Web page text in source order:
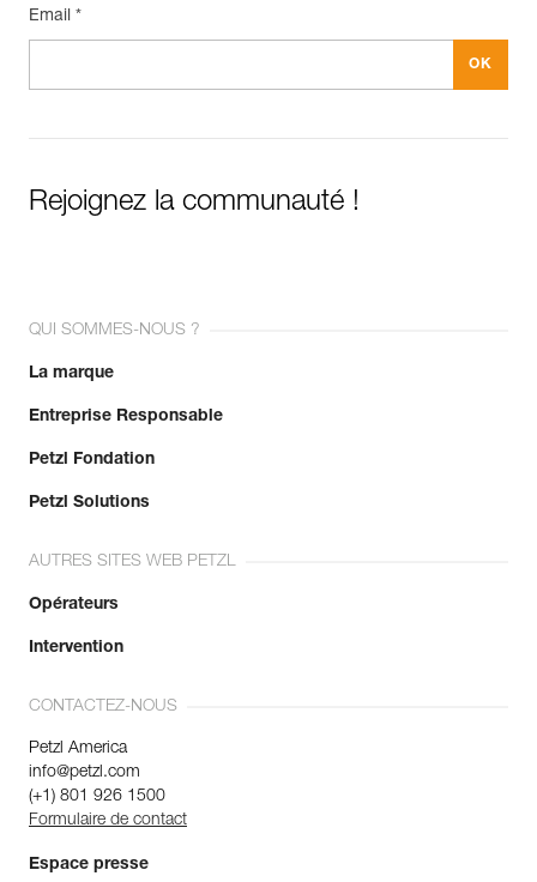
Email *
Rejoignez la communauté !
QUI SOMMES-NOUS ?
La marque
Entreprise Responsable
Petzl Fondation
Petzl Solutions
AUTRES SITES WEB PETZL
Opérateurs
Intervention
CONTACTEZ-NOUS
Petzl America
info@petzl.com
(+1) 801 926 1500
Formulaire de contact
Espace presse